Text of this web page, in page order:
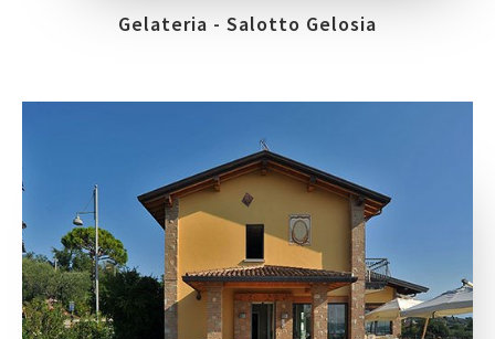
Gelateria - Salotto Gelosia